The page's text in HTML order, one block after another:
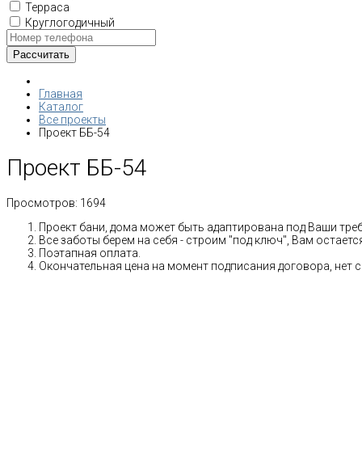
Терраса
Круглогодичный
Главная
Каталог
Все проекты
Проект ББ-54
Проект ББ-54
Просмотров: 1694
Проект бани, дома может быть адаптирована под Ваши
Все заботы берем на себя - строим "под ключ", Вам
Поэтапная оплата.
Окончательная цена на момент подписания договора, нет